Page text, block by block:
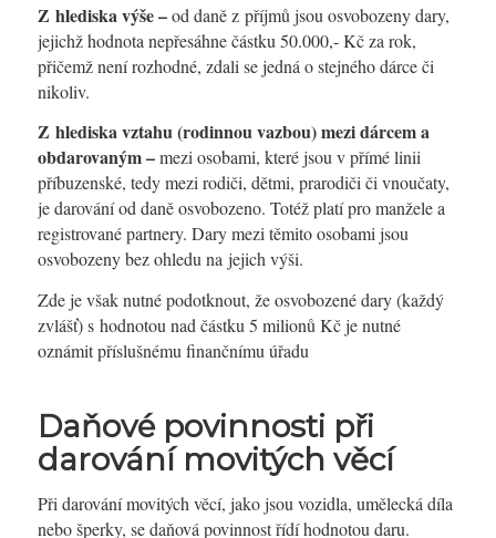
Z hlediska výše –od daně z příjmů jsou osvobozeny dary,
jejichž hodnota nepřesáhne částku 50.000,- Kč za rok,
přičemž není rozhodné, zdali se jedná o stejného dárce či
nikoliv.
Z hlediska vztahu (rodinnou vazbou) mezi dárcem a
obdarovaným –mezi osobami, které jsou v přímé linii
příbuzenské, tedy mezi rodiči, dětmi, prarodiči či vnoučaty,
je darování od daně osvobozeno. Totéž platí pro manžele a
registrované partnery. Dary mezi těmito osobami jsou
osvobozeny bez ohledu na jejich výši.
Zde je však nutné podotknout, že osvobozené dary (každý
zvlášť) s hodnotou nad částku 5 milionů Kč je nutné
oznámit příslušnému finančnímu úřadu
Daňové povinnosti při
darování movitých věcí
Při darování movitých věcí, jako jsou vozidla, umělecká díla
nebo šperky, se daňová povinnost řídí hodnotou daru.